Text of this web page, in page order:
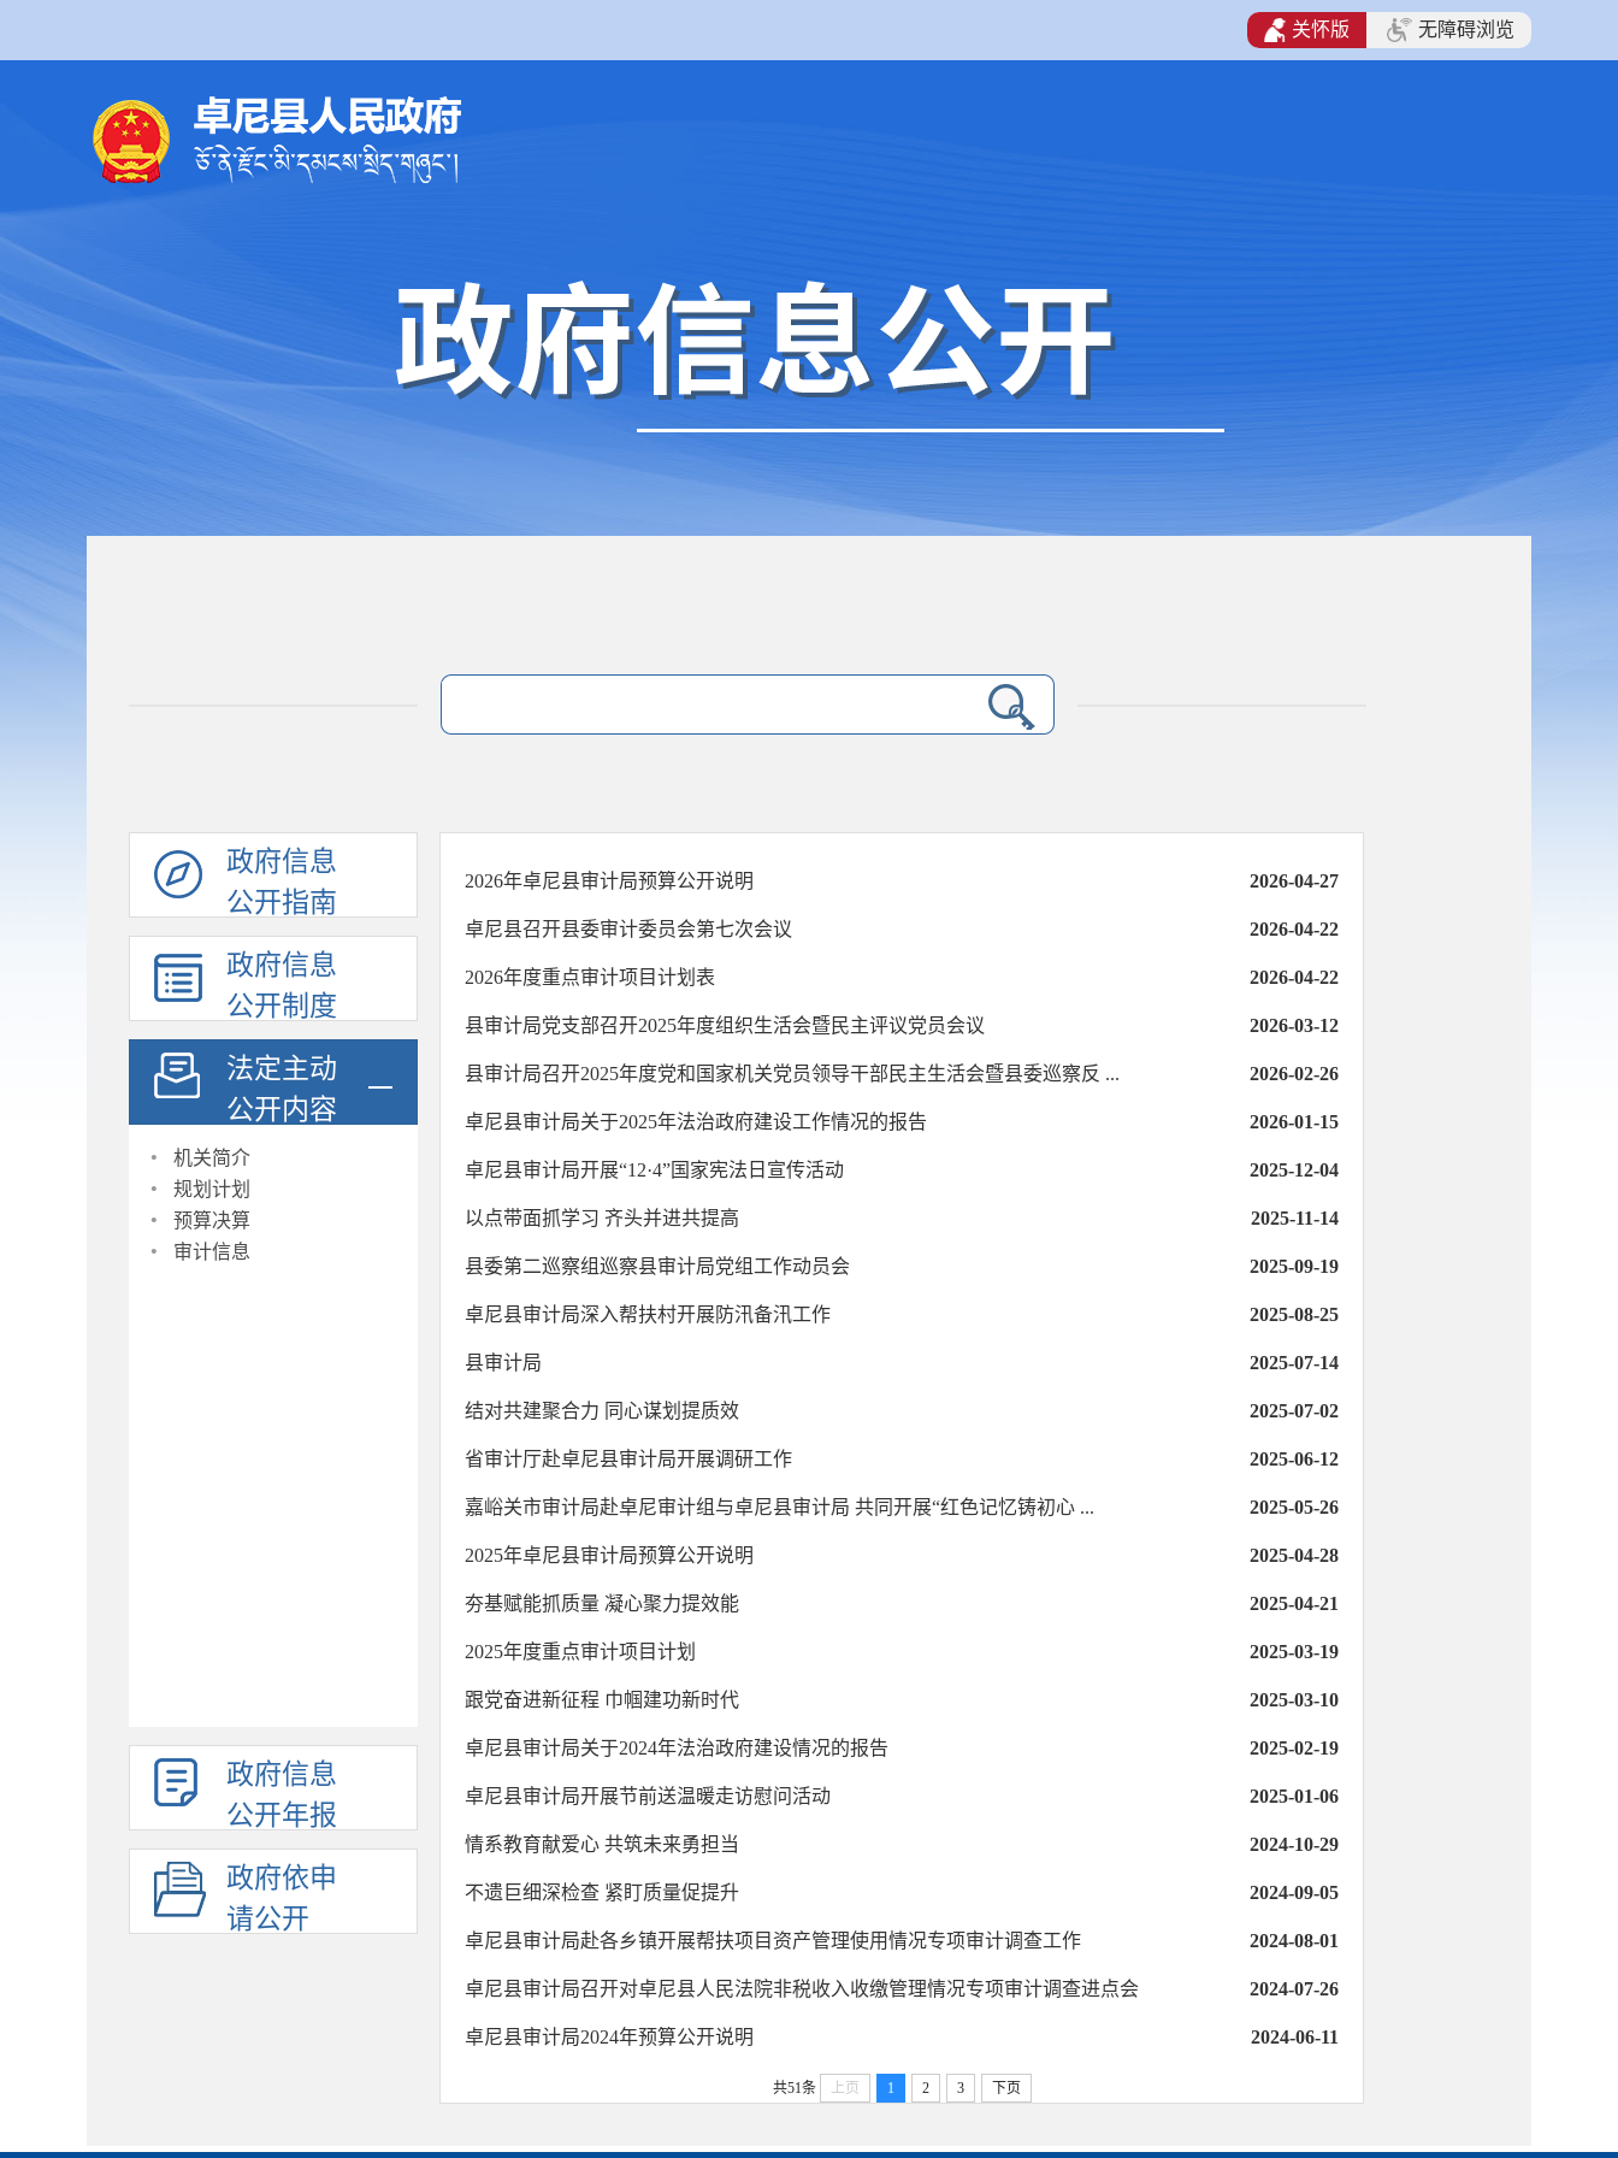
政府信息
公开指南
政府信息
公开制度
法定主动
公开内容
· 机关简介
· 规划计划
· 预算决算
· 审计信息
政府信息
公开年报
政府依申
请公开
2026年卓尼县审计局预算公开说明 2026-04-27
卓尼县召开县委审计委员会第七次会议 2026-04-22
2026年度重点审计项目计划表 2026-04-22
县审计局党支部召开2025年度组织生活会暨民主评议党员会议 2026-03-12
县审计局召开2025年度党和国家机关党员领导干部民主生活会暨县委巡察反 ... 2026-02-26
卓尼县审计局关于2025年法治政府建设工作情况的报告 2026-01-15
卓尼县审计局开展“12·4”国家宪法日宣传活动 2025-12-04
以点带面抓学习 齐头并进共提高 2025-11-14
​县委第二巡察组巡察县审计局党组工作动员会 2025-09-19
卓尼县审计局深入帮扶村开展防汛备汛工作 2025-08-25
县审计局 2025-07-14
结对共建聚合力 同心谋划提质效 2025-07-02
省审计厅赴卓尼县审计局开展调研工作 2025-06-12
嘉峪关市审计局赴卓尼审计组与卓尼县审计局 共同开展“红色记忆铸初心 ... 2025-05-26
2025年卓尼县审计局预算公开说明 2025-04-28
夯基赋能抓质量 凝心聚力提效能 2025-04-21
2025年度重点审计项目计划 2025-03-19
跟党奋进新征程 巾帼建功新时代 2025-03-10
卓尼县审计局关于2024年法治政府建设情况的报告 2025-02-19
卓尼县审计局开展节前送温暖走访慰问活动 2025-01-06
情系教育献爱心 共筑未来勇担当 2024-10-29
不遗巨细深检查 紧盯质量促提升 2024-09-05
卓尼县审计局赴各乡镇开展帮扶项目资产管理使用情况专项审计调查工作 2024-08-01
卓尼县审计局召开对卓尼县人民法院非税收入收缴管理情况专项审计调查进点会 2024-07-26
卓尼县审计局2024年预算公开说明 2024-06-11
共51条 上页 1 2 3 下页
关怀版 无障碍浏览